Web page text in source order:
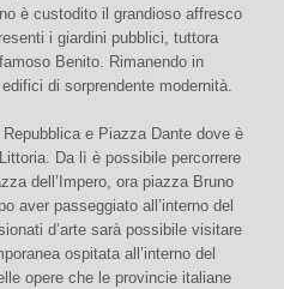
è custodito il grandioso affresco
i giardini pubblici, tuttora
Benito. Rimanendo in
di sorprendente modernità.
e Piazza Dante dove è
Da lì è possibile percorrere
dell’Impero, ora piazza Bruno
aver passeggiato all’interno del
d’arte sarà possibile visitare
ospitata all’interno del
opere che le provincie italiane